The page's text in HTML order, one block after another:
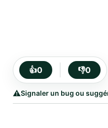
👍0 👎0
⚠️Signaler un bug ou